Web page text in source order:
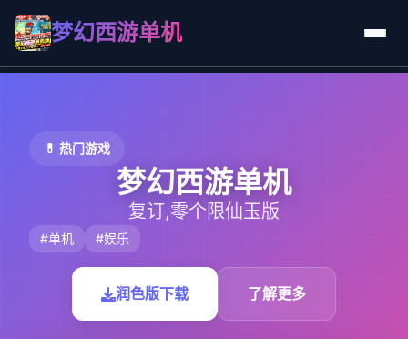
梦幻西游单机
💊 热门游戏
梦幻西游单机
复订,零个限仙玉版
#单机 #娱乐
润色版下载 了解更多